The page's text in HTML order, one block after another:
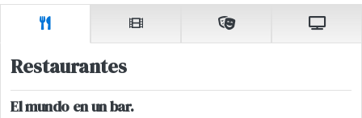
Restaurantes
El mundo en un bar.